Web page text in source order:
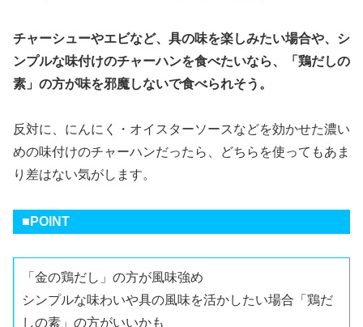
チャーシューやエビなど、具の味を楽しみたい場合や、シ
ンプルな味付けのチャーハンを食べたいなら、「鶏だしの
素」の方が味を邪魔しないで食べられそう。
反対に、にんにく・オイスターソースなどを効かせた濃い
めの味付けのチャーハンだったら、どちらを使ってもあま
り差はない気がします。
■POINT
「金の鶏だし」の方が風味強め
シンプルな味わいや具の風味を活かしたい場合「鶏だ
しの素」の方がいいかも